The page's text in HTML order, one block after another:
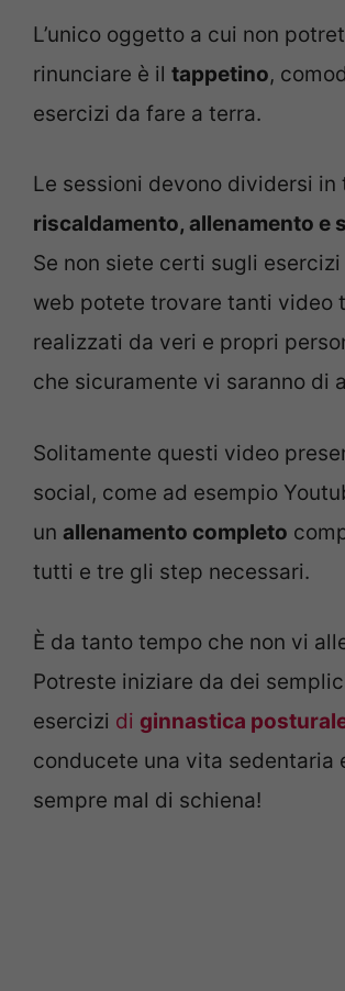
L’unico oggetto a cui non
rinunciare è il tappetino,
esercizi da fare a terra.
Le sessioni devono dividersi in
riscaldamento, allenamento e
Se non siete certi sugli esercizi
web potete trovare tanti video
realizzati da veri e propri
che sicuramente vi saranno di
Solitamente questi video
social, come ad esempio
un allenamento completo
tutti e tre gli step necessari.
È da tanto tempo che non vi
Potreste iniziare da dei
esercizi di ginnastica
conducete una vita sedentaria
sempre mal di schiena!